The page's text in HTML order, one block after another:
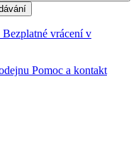
Bezplatné vrácení v
Pomoc a kontakt